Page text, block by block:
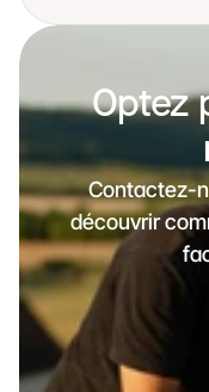
Optez
Contactez-
découvrir